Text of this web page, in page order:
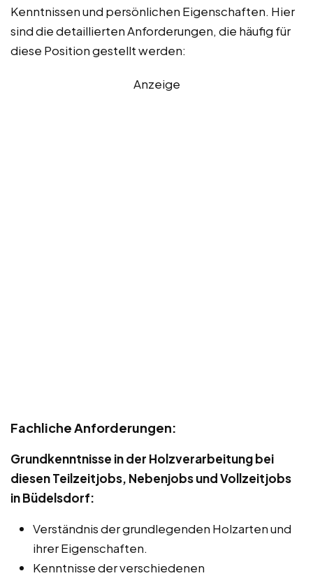
Kenntnissen und persönlichen Eigenschaften. Hier
sind die detaillierten Anforderungen, die häufig für
diese Position gestellt werden:
Anzeige
Fachliche Anforderungen:
Grundkenntnisse in der Holzverarbeitung bei
diesen Teilzeitjobs, Nebenjobs und Vollzeitjobs
in Büdelsdorf:
Verständnis der grundlegenden Holzarten und
ihrer Eigenschaften.
Kenntnisse der verschiedenen